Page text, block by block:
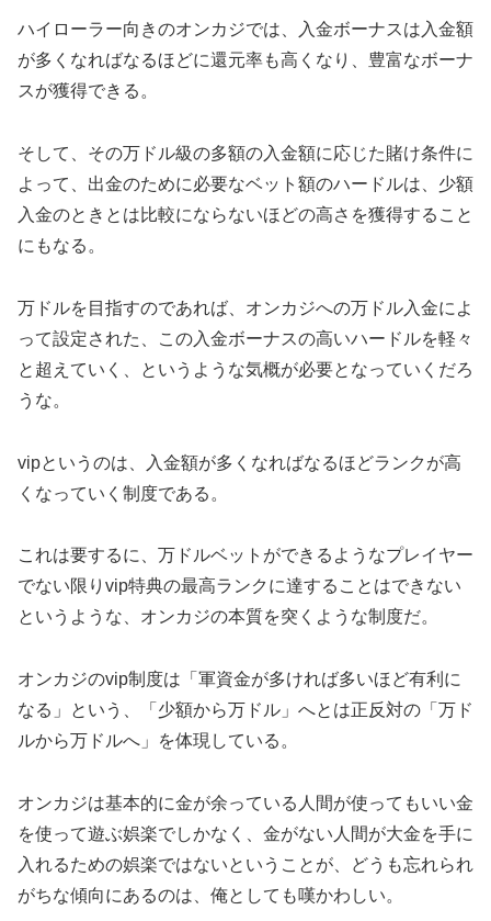
ハイローラー向きのオンカジでは、入金ボーナスは入金額
が多くなればなるほどに還元率も高くなり、豊富なボーナ
スが獲得できる。
そして、その万ドル級の多額の入金額に応じた賭け条件に
よって、出金のために必要なベット額のハードルは、少額
入金のときとは比較にならないほどの高さを獲得すること
にもなる。
万ドルを目指すのであれば、オンカジへの万ドル入金によ
って設定された、この入金ボーナスの高いハードルを軽々
と超えていく、というような気概が必要となっていくだろ
うな。
vipというのは、入金額が多くなればなるほどランクが高
くなっていく制度である。
これは要するに、万ドルベットができるようなプレイヤー
でない限りvip特典の最高ランクに達することはできない
というような、オンカジの本質を突くような制度だ。
オンカジのvip制度は「軍資金が多ければ多いほど有利に
なる」という、「少額から万ドル」へとは正反対の「万ド
ルから万ドルへ」を体現している。
オンカジは基本的に金が余っている人間が使ってもいい金
を使って遊ぶ娯楽でしかなく、金がない人間が大金を手に
入れるための娯楽ではないということが、どうも忘れられ
がちな傾向にあるのは、俺としても嘆かわしい。